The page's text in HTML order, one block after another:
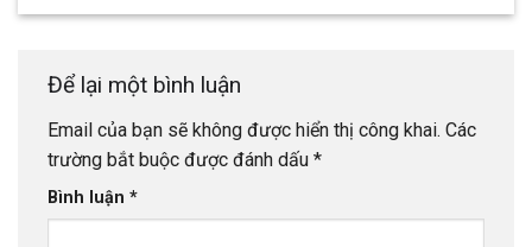
Để lại một bình luận
Email của bạn sẽ không được hiển thị công khai. Các
trường bắt buộc được đánh dấu *
Bình luận *